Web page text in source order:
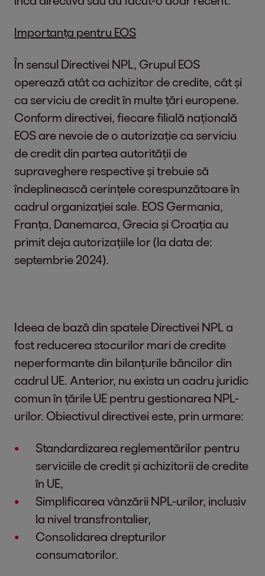
Importanța pentru EOS
În sensul Directivei NPL, Grupul EOS
operează atât ca achizitor de credite, cât și
ca serviciu de credit în multe țări europene.
Conform directivei, fiecare filială națională
EOS are nevoie de o autorizație ca serviciu
de credit din partea autorității de
supraveghere respective și trebuie să
îndeplinească cerințele corespunzătoare în
cadrul organizației sale. EOS Germania,
Franța, Danemarca, Grecia și Croația au
primit deja autorizațiile lor (la data de:
septembrie 2024).
Ideea de bază din spatele Directivei NPL a
fost reducerea stocurilor mari de credite
neperformante din bilanțurile băncilor din
cadrul UE. Anterior, nu exista un cadru juridic
comun în țările UE pentru gestionarea NPL-
urilor. Obiectivul directivei este, prin urmare:
Standardizarea reglementărilor pentru
serviciile de credit și achizitorii de credite
în UE,
Simplificarea vânzării NPL-urilor, inclusiv
la nivel transfrontalier,
Consolidarea drepturilor
consumatorilor.